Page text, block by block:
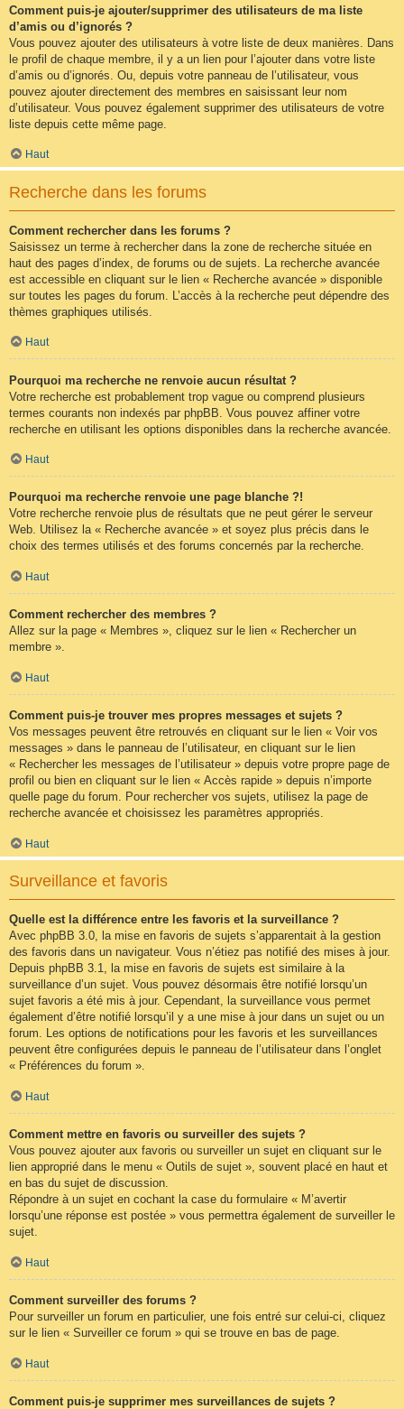
Comment puis-je ajouter/supprimer des utilisateurs de ma liste
d’amis ou d’ignorés ?
Vous pouvez ajouter des utilisateurs à votre liste de deux manières. Dans
le profil de chaque membre, il y a un lien pour l’ajouter dans votre liste
d’amis ou d’ignorés. Ou, depuis votre panneau de l’utilisateur, vous
pouvez ajouter directement des membres en saisissant leur nom
d’utilisateur. Vous pouvez également supprimer des utilisateurs de votre
liste depuis cette même page.
Haut
Recherche dans les forums
Comment rechercher dans les forums ?
Saisissez un terme à rechercher dans la zone de recherche située en
haut des pages d’index, de forums ou de sujets. La recherche avancée
est accessible en cliquant sur le lien « Recherche avancée » disponible
sur toutes les pages du forum. L’accès à la recherche peut dépendre des
thèmes graphiques utilisés.
Haut
Pourquoi ma recherche ne renvoie aucun résultat ?
Votre recherche est probablement trop vague ou comprend plusieurs
termes courants non indexés par phpBB. Vous pouvez affiner votre
recherche en utilisant les options disponibles dans la recherche avancée.
Haut
Pourquoi ma recherche renvoie une page blanche ?!
Votre recherche renvoie plus de résultats que ne peut gérer le serveur
Web. Utilisez la « Recherche avancée » et soyez plus précis dans le
choix des termes utilisés et des forums concernés par la recherche.
Haut
Comment rechercher des membres ?
Allez sur la page « Membres », cliquez sur le lien « Rechercher un
membre ».
Haut
Comment puis-je trouver mes propres messages et sujets ?
Vos messages peuvent être retrouvés en cliquant sur le lien « Voir vos
messages » dans le panneau de l’utilisateur, en cliquant sur le lien
« Rechercher les messages de l’utilisateur » depuis votre propre page de
profil ou bien en cliquant sur le lien « Accès rapide » depuis n’importe
quelle page du forum. Pour rechercher vos sujets, utilisez la page de
recherche avancée et choisissez les paramètres appropriés.
Haut
Surveillance et favoris
Quelle est la différence entre les favoris et la surveillance ?
Avec phpBB 3.0, la mise en favoris de sujets s’apparentait à la gestion
des favoris dans un navigateur. Vous n’étiez pas notifié des mises à jour.
Depuis phpBB 3.1, la mise en favoris de sujets est similaire à la
surveillance d’un sujet. Vous pouvez désormais être notifié lorsqu’un
sujet favoris a été mis à jour. Cependant, la surveillance vous permet
également d’être notifié lorsqu’il y a une mise à jour dans un sujet ou un
forum. Les options de notifications pour les favoris et les surveillances
peuvent être configurées depuis le panneau de l’utilisateur dans l’onglet
« Préférences du forum ».
Haut
Comment mettre en favoris ou surveiller des sujets ?
Vous pouvez ajouter aux favoris ou surveiller un sujet en cliquant sur le
lien approprié dans le menu « Outils de sujet », souvent placé en haut et
en bas du sujet de discussion.
Répondre à un sujet en cochant la case du formulaire « M’avertir
lorsqu’une réponse est postée » vous permettra également de surveiller le
sujet.
Haut
Comment surveiller des forums ?
Pour surveiller un forum en particulier, une fois entré sur celui-ci, cliquez
sur le lien « Surveiller ce forum » qui se trouve en bas de page.
Haut
Comment puis-je supprimer mes surveillances de sujets ?